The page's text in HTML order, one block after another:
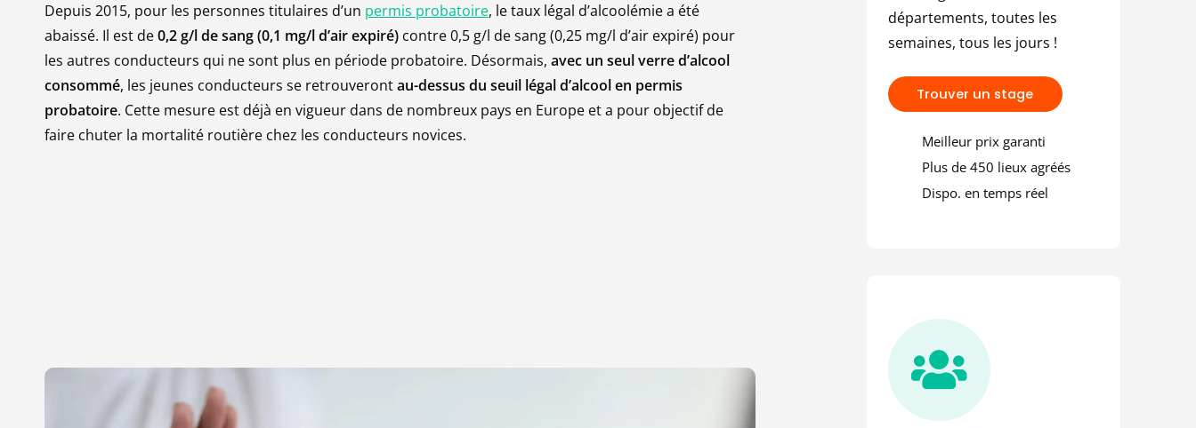
Depuis 2015, pour les personnes titulaires d’un permis probatoire, le taux légal d’alcoolémie a été
abaissé. Il est de0,2 g/l de sang (0,1 mg/l d’air expiré) contre 0,5 g/l de sang (0,25 mg/l d’air expiré) pour
les autres conducteurs qui ne sont plus en période probatoire. Désormais, avec un seul verre d’alcool
consommé, les jeunes conducteurs se retrouverontau-dessus du seuil légal d’alcool en permis
probatoire. Cette mesure est déjà en vigueur dans de nombreux pays en Europe et a pour objectif de
faire chuter la mortalité routière chez les conducteurs novices.
départements, toutes les
semaines, tous les jours !
Trouver un stage
Meilleur prix garanti
Plus de 450 lieux agréés
Dispo. en temps réel